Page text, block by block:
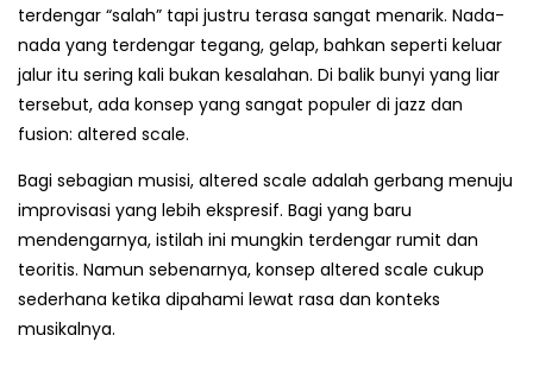
terdengar “salah” tapi justru terasa sangat menarik. Nada-
nada yang terdengar tegang, gelap, bahkan seperti keluar
jalur itu sering kali bukan kesalahan. Di balik bunyi yang liar
tersebut, ada konsep yang sangat populer di jazz dan
fusion: altered scale.
Bagi sebagian musisi, altered scale adalah gerbang menuju
improvisasi yang lebih ekspresif. Bagi yang baru
mendengarnya, istilah ini mungkin terdengar rumit dan
teoritis. Namun sebenarnya, konsep altered scale cukup
sederhana ketika dipahami lewat rasa dan konteks
musikalnya.